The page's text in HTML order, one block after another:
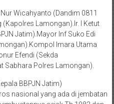
Wicahyanto (Dandim 0811
(Kapolres Lamongan).Ir. I Ketut
Jatim).Mayor Inf Suko Edi
Imara Utama
Efendi (Sekda
Sabhara Polres Lamongan).
BBPJN Jatim)
nasional yang ada di jembatan